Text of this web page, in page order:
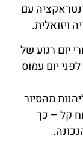
עם
ויזואלית.
יום רגוע של
יום עמוס
מהסיור
קל – כך